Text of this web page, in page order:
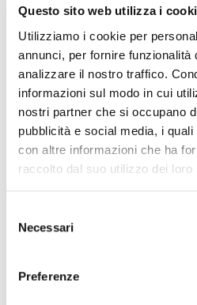
Questo sito web utilizza i
Utilizziamo i cookie per
annunci, per fornire funzionalità
analizzare il nostro traffico.
informazioni sul modo in cui
nostri partner che si occupano
pubblicità e social media, i
con altre informazioni che ha
raccolto dal suo utilizzo dei loro
delNecessari
Preferenze
Coppa Italia Serie C -
per il derby tra Pescara e
Comitato sicurezza
di Pierluigi Dorotei